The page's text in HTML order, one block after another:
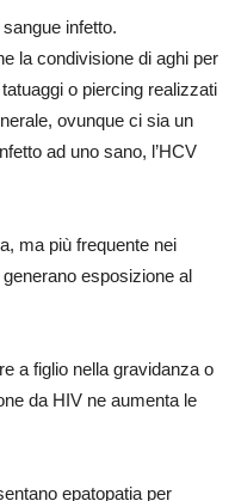
infetto.
la condivisione di aghi per
o piercing realizzati
ovunque ci sia un
ad uno sano, l’HCV
ma più frequente nei
esposizione al
a figlio nella gravidanza o
da HIV ne aumenta le
epatopatia per